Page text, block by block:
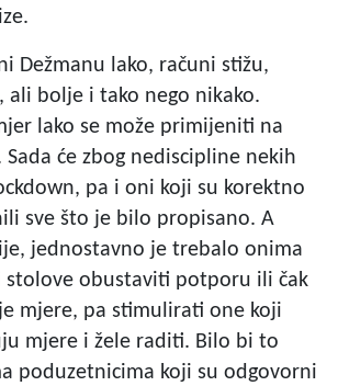
Dežmanu lako, računi stižu,
ali bolje i tako nego nikako.
lako se može primijeniti na
će zbog nediscipline nekih
pa i oni koji su korektno
sve što je bilo propisano. A
jednostavno je trebalo onima
stolove obustaviti potporu ili čak
mjere, pa stimulirati one koji
mjere i žele raditi. Bilo bi to
poduzetnicima koji su odgovorni